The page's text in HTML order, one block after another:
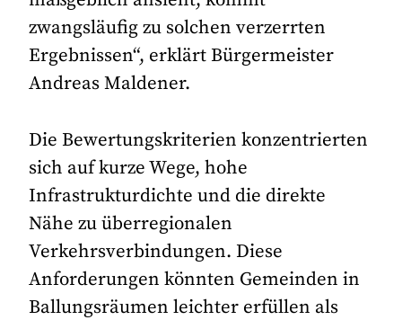
zwangsläufig zu solchen verzerrten
Ergebnissen“, erklärt Bürgermeister
Andreas Maldener.
Die Bewertungskriterien konzentrierten
sich auf kurze Wege, hohe
Infrastrukturdichte und die direkte
Nähe zu überregionalen
Verkehrsverbindungen. Diese
Anforderungen könnten Gemeinden in
Ballungsräumen leichter erfüllen als